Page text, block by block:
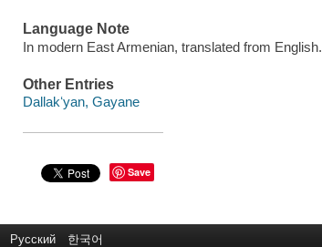
Language Note
In modern East Armenian, translated from English.
Other Entries
Dallakʻyan, Gayane
Save
Русский 한국어